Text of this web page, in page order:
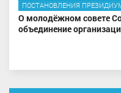
ПОСТАНОВЛЕНИЯ
О молодёжном совете
объединение